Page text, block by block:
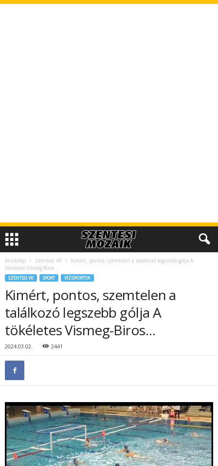
Kezdőlap Szentesi VK
Kimért, pontos, szemtelen a találkozó legszebb gólja A
tökéletes Vismeg-Biros…
SZENTESI VK SPORT VÍZISPORTOK
Kimért, pontos, szemtelen a
találkozó legszebb gólja A
tökéletes Vismeg-Biros…
2024.03.02. 2441